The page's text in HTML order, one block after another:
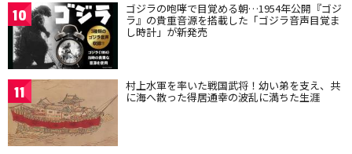
10 ゴジラの咆哮で目覚める朝…1954年公開『ゴジ
ラ』の貴重音源を搭載した「ゴジラ音声目覚ま
し時計」が新発売
11 村上水軍を率いた戦国武将！幼い弟を支え、共
に海へ散った得居通幸の波乱に満ちた生涯